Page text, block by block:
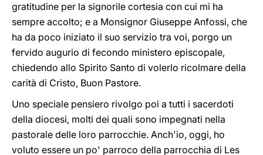
gratitudine per la signorile cortesia con cui mi ha
sempre accolto; e a Monsignor Giuseppe Anfossi, che
ha da poco iniziato il suo servizio tra voi, porgo un
fervido augurio di fecondo ministero episcopale,
chiedendo allo Spirito Santo di volerlo ricolmare della
carità di Cristo, Buon Pastore.
Uno speciale pensiero rivolgo poi a tutti i sacerdoti
della diocesi, molti dei quali sono impegnati nella
pastorale delle loro parrocchie. Anch'io, oggi, ho
voluto essere un po' parroco della parrocchia di Les